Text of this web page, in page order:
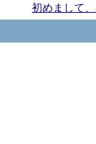
初めまして